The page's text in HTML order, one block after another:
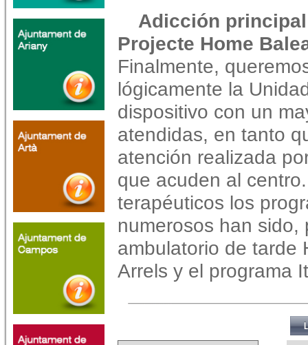
Adicción
Projecte Home
Finalmente,
lógicamente la
dispositivo con un
atendidas, en tanto
atención realizada
que acuden al
terapéuticos los
numerosos han
ambulatorio de tarde
Arrels y el programa